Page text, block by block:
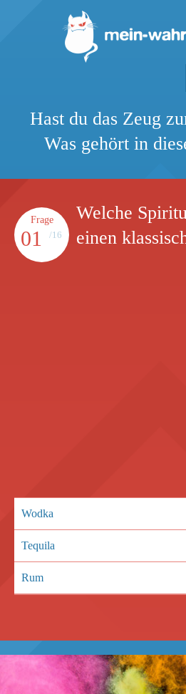
Hast du das Zeug
Was gehört in
Frage
01 /16
Welche
einen
Wodka
Tequila
Rum